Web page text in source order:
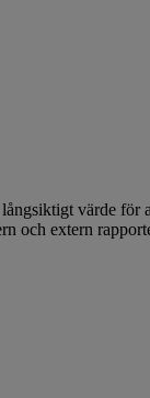
värde för
och extern